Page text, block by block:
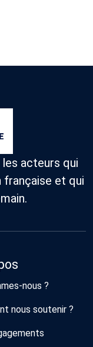
acteurs qui
et qui
nous ?
nous soutenir ?